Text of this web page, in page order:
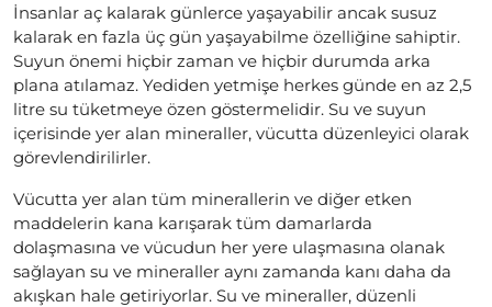
İnsanlar aç kalarak günlerce yaşayabilir ancak susuz
kalarak en fazla üç gün yaşayabilme özelliğine sahiptir.
Suyun önemi hiçbir zaman ve hiçbir durumda arka
plana atılamaz. Yediden yetmişe herkes günde en az 2,5
litre su tüketmeye özen göstermelidir. Su ve suyun
içerisinde yer alan mineraller, vücutta düzenleyici olarak
görevlendirilirler.
Vücutta yer alan tüm minerallerin ve diğer etken
maddelerin kana karışarak tüm damarlarda
dolaşmasına ve vücudun her yere ulaşmasına olanak
sağlayan su ve mineraller aynı zamanda kanı daha da
akışkan hale getiriyorlar. Su ve mineraller, düzenli